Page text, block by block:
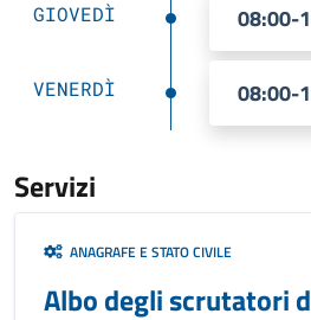
GIOVEDÌ 08:00-
VENERDÌ 08:00-
Servizi
ANAGRAFE E STATO CIVILE
Albo degli scrutatori